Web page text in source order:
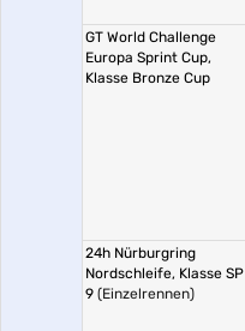
GT World Challenge
Europa Sprint Cup,
Klasse Bronze Cup
24h Nürburgring
Nordschleife, Klasse SP
9 (Einzelrennen)